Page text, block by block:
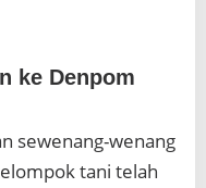
ke Denpom
sewenang-wenang
tani telah